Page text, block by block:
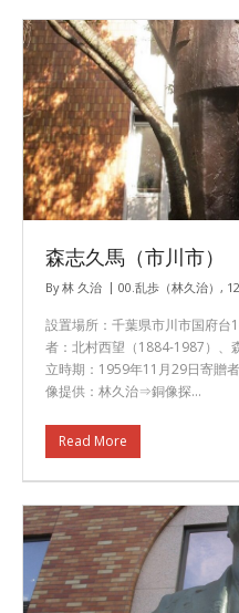
森志久馬（市川市）
By林 久治 00.乱歩（林久治） ,
設置場所：千葉県市川市国府
者：北村西望（1884-1987）、
立時期：1959年11月29日寄贈
像提供：林久治⇒銅像探…
Read More